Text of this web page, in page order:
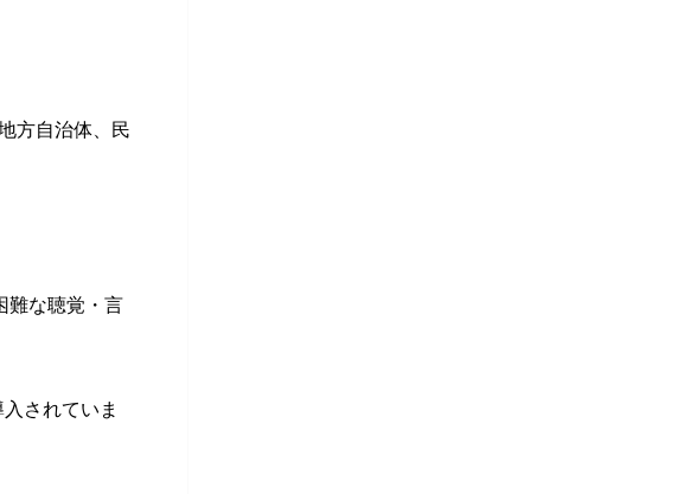
方自治体、民
難な聴覚・言
されていま